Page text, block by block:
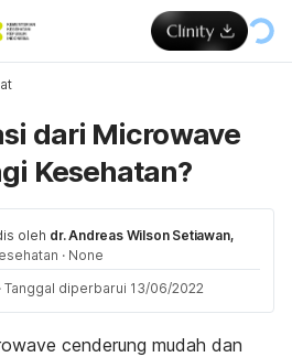
dari Microwave
Kesehatan?
oleh dr. Andreas Wilson Setiawan,
· None
· Tanggal diperbarui 13/06/2022
cenderung mudah dan